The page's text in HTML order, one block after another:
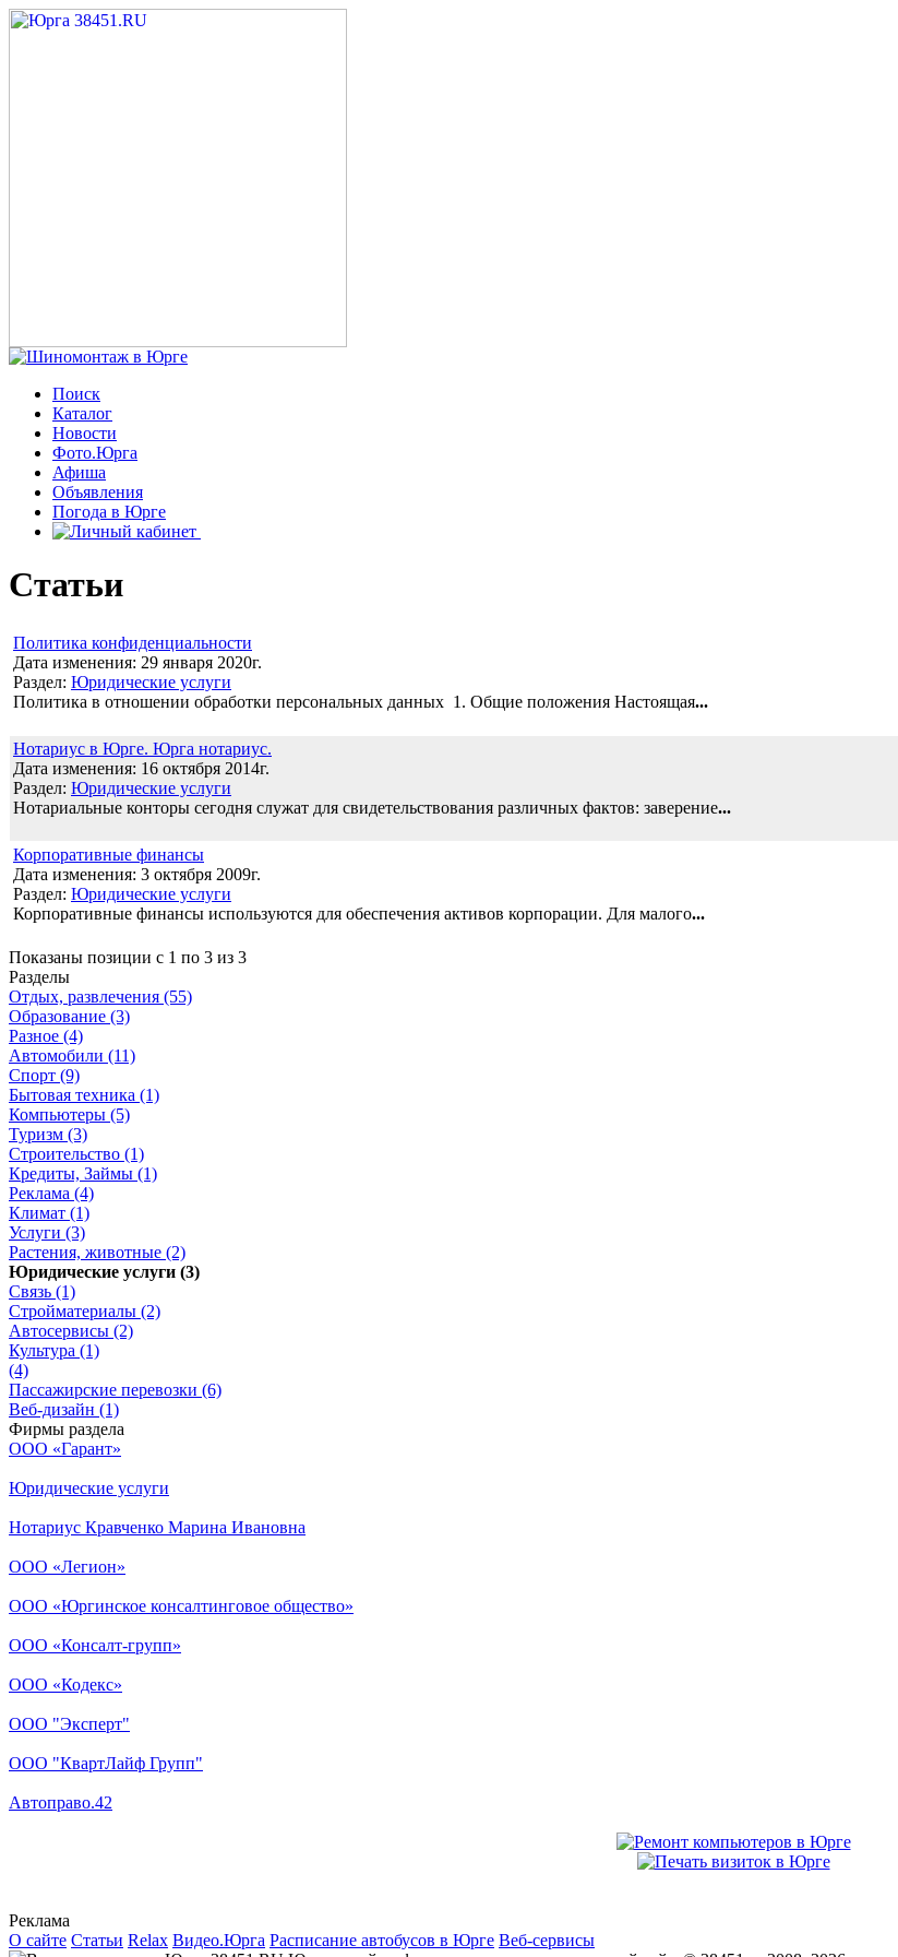
Поиск
Каталог
Новости
Фото.Юрга
Афиша
Объявления
Погода в Юрге
Статьи
Политика конфиденциальности
Дата изменения: 29 января 2020г.
Раздел: Юридические услуги
Политика в отношении обработки персональных данных 1. Общие положения Настоящая...
Нотариус в Юрге. Юрга нотариус.
Дата изменения: 16 октября 2014г.
Раздел: Юридические услуги
Нотариальные конторы сегодня служат для свидетельствования различных фактов: заверение...
Корпоративные финансы
Дата изменения: 3 октября 2009г.
Раздел: Юридические услуги
Корпоративные финансы используются для обеспечения активов корпорации. Для малого...
Показаны позиции с 1 по 3 из 3
Разделы
Отдых, развлечения (55)
Образование (3)
Разное (4)
Автомобили (11)
Спорт (9)
Бытовая техника (1)
Компьютеры (5)
Туризм (3)
Строительство (1)
Кредиты, Займы (1)
Реклама (4)
Климат (1)
Услуги (3)
Растения, животные (2)
Юридические услуги (3)
Связь (1)
Стройматериалы (2)
Автосервисы (2)
Культура (1)
(4)
Пассажирские перевозки (6)
Веб-дизайн (1)
Фирмы раздела
ООО «Гарант»
Юридические услуги
Нотариус Кравченко Марина Ивановна
ООО «Легион»
ООО «Юргинское консалтинговое общество»
ООО «Консалт-групп»
ООО «Кодекс»
ООО "Эксперт"
ООО "КвартЛайф Групп"
Автоправо.42
Реклама
О сайте Статьи Relax Видео.Юрга Расписание автобусов в Юрге Веб-сервисы